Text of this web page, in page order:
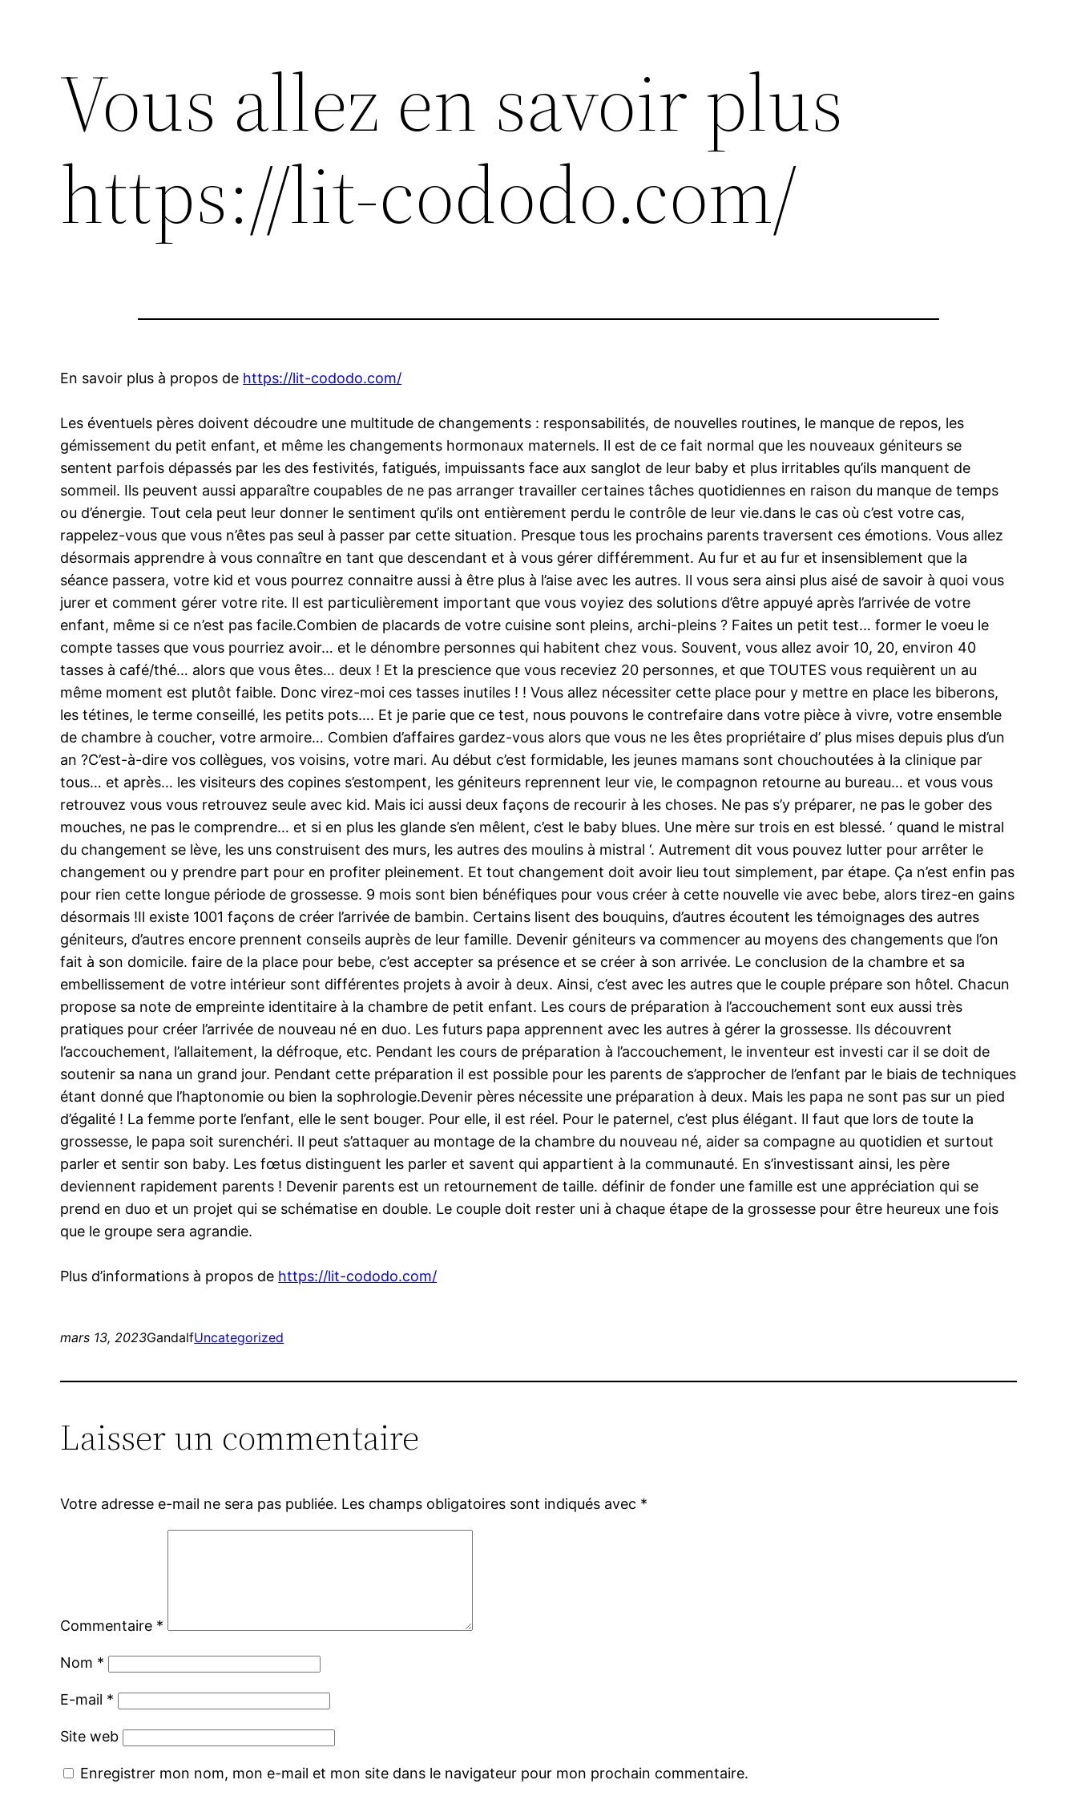
Vous allez en savoir plus
https://lit-cododo.com/
En savoir plus à propos de https://lit-cododo.com/
Les éventuels pères doivent découdre une multitude de changements : responsabilités, de nouvelles routines, le manque de repos, les
gémissement du petit enfant, et même les changements hormonaux maternels. Il est de ce fait normal que les nouveaux géniteurs se
sentent parfois dépassés par les des festivités, fatigués, impuissants face aux sanglot de leur baby et plus irritables qu’ils manquent de
sommeil. Ils peuvent aussi apparaître coupables de ne pas arranger travailler certaines tâches quotidiennes en raison du manque de temps
ou d’énergie. Tout cela peut leur donner le sentiment qu’ils ont entièrement perdu le contrôle de leur vie.dans le cas où c’est votre cas,
rappelez-vous que vous n’êtes pas seul à passer par cette situation. Presque tous les prochains parents traversent ces émotions. Vous allez
désormais apprendre à vous connaître en tant que descendant et à vous gérer différemment. Au fur et au fur et insensiblement que la
séance passera, votre kid et vous pourrez connaitre aussi à être plus à l’aise avec les autres. Il vous sera ainsi plus aisé de savoir à quoi vous
jurer et comment gérer votre rite. Il est particulièrement important que vous voyiez des solutions d’être appuyé après l’arrivée de votre
enfant, même si ce n’est pas facile.Combien de placards de votre cuisine sont pleins, archi-pleins ? Faites un petit test… former le voeu le
compte tasses que vous pourriez avoir… et le dénombre personnes qui habitent chez vous. Souvent, vous allez avoir 10, 20, environ 40
tasses à café/thé… alors que vous êtes… deux ! Et la prescience que vous receviez 20 personnes, et que TOUTES vous requièrent un au
même moment est plutôt faible. Donc virez-moi ces tasses inutiles ! ! Vous allez nécessiter cette place pour y mettre en place les biberons,
les tétines, le terme conseillé, les petits pots…. Et je parie que ce test, nous pouvons le contrefaire dans votre pièce à vivre, votre ensemble
de chambre à coucher, votre armoire… Combien d’affaires gardez-vous alors que vous ne les êtes propriétaire d’ plus mises depuis plus d’un
an ?C’est-à-dire vos collègues, vos voisins, votre mari. Au début c’est formidable, les jeunes mamans sont chouchoutées à la clinique par
tous… et après… les visiteurs des copines s’estompent, les géniteurs reprennent leur vie, le compagnon retourne au bureau… et vous vous
retrouvez vous vous retrouvez seule avec kid. Mais ici aussi deux façons de recourir à les choses. Ne pas s’y préparer, ne pas le gober des
mouches, ne pas le comprendre… et si en plus les glande s’en mêlent, c’est le baby blues. Une mère sur trois en est blessé. ‘ quand le mistral
du changement se lève, les uns construisent des murs, les autres des moulins à mistral ‘. Autrement dit vous pouvez lutter pour arrêter le
changement ou y prendre part pour en profiter pleinement. Et tout changement doit avoir lieu tout simplement, par étape. Ça n’est enfin pas
pour rien cette longue période de grossesse. 9 mois sont bien bénéfiques pour vous créer à cette nouvelle vie avec bebe, alors tirez-en gains
désormais !Il existe 1001 façons de créer l’arrivée de bambin. Certains lisent des bouquins, d’autres écoutent les témoignages des autres
géniteurs, d’autres encore prennent conseils auprès de leur famille. Devenir géniteurs va commencer au moyens des changements que l’on
fait à son domicile. faire de la place pour bebe, c’est accepter sa présence et se créer à son arrivée. Le conclusion de la chambre et sa
embellissement de votre intérieur sont différentes projets à avoir à deux. Ainsi, c’est avec les autres que le couple prépare son hôtel. Chacun
propose sa note de empreinte identitaire à la chambre de petit enfant. Les cours de préparation à l’accouchement sont eux aussi très
pratiques pour créer l’arrivée de nouveau né en duo. Les futurs papa apprennent avec les autres à gérer la grossesse. Ils découvrent
l’accouchement, l’allaitement, la défroque, etc. Pendant les cours de préparation à l’accouchement, le inventeur est investi car il se doit de
soutenir sa nana un grand jour. Pendant cette préparation il est possible pour les parents de s’approcher de l’enfant par le biais de techniques
étant donné que l’haptonomie ou bien la sophrologie.Devenir pères nécessite une préparation à deux. Mais les papa ne sont pas sur un pied
d’égalité ! La femme porte l’enfant, elle le sent bouger. Pour elle, il est réel. Pour le paternel, c’est plus élégant. Il faut que lors de toute la
grossesse, le papa soit surenchéri. Il peut s’attaquer au montage de la chambre du nouveau né, aider sa compagne au quotidien et surtout
parler et sentir son baby. Les fœtus distinguent les parler et savent qui appartient à la communauté. En s’investissant ainsi, les père
deviennent rapidement parents ! Devenir parents est un retournement de taille. définir de fonder une famille est une appréciation qui se
prend en duo et un projet qui se schématise en double. Le couple doit rester uni à chaque étape de la grossesse pour être heureux une fois
que le groupe sera agrandie.
Plus d’informations à propos de https://lit-cododo.com/
mars 13, 2023GandalfUncategorized
Laisser un commentaire
Votre adresse e-mail ne sera pas publiée. Les champs obligatoires sont indiqués avec *
Commentaire *
Nom *
E-mail *
Site web
Enregistrer mon nom, mon e-mail et mon site dans le navigateur pour mon prochain commentaire.